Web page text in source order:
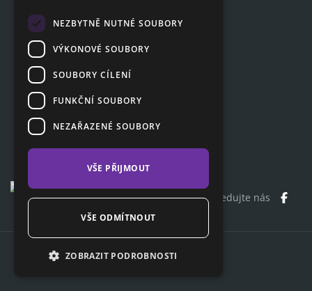
Poradna
Zákaznická sekce
Kontakty
Sledujte nás
NEZBYTNĚ NUTNÉ SOUBORY
VÝKONOVÉ SOUBORY
SOUBORY CÍLENÍ
FUNKČNÍ SOUBORY
NEZAŘAZENÉ SOUBORY
VŠE PŘIJMOUT
VŠE ODMÍTNOUT
ZOBRAZIT PODROBNOSTI